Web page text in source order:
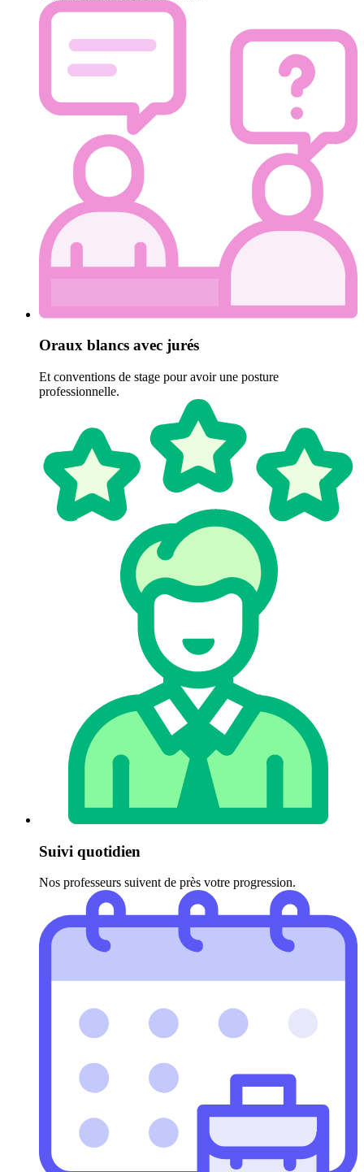
Oraux blancs avec jurés
Et conventions de stage pour avoir une posture
professionnelle.
Suivi quotidien
Nos professeurs suivent de près votre progression.